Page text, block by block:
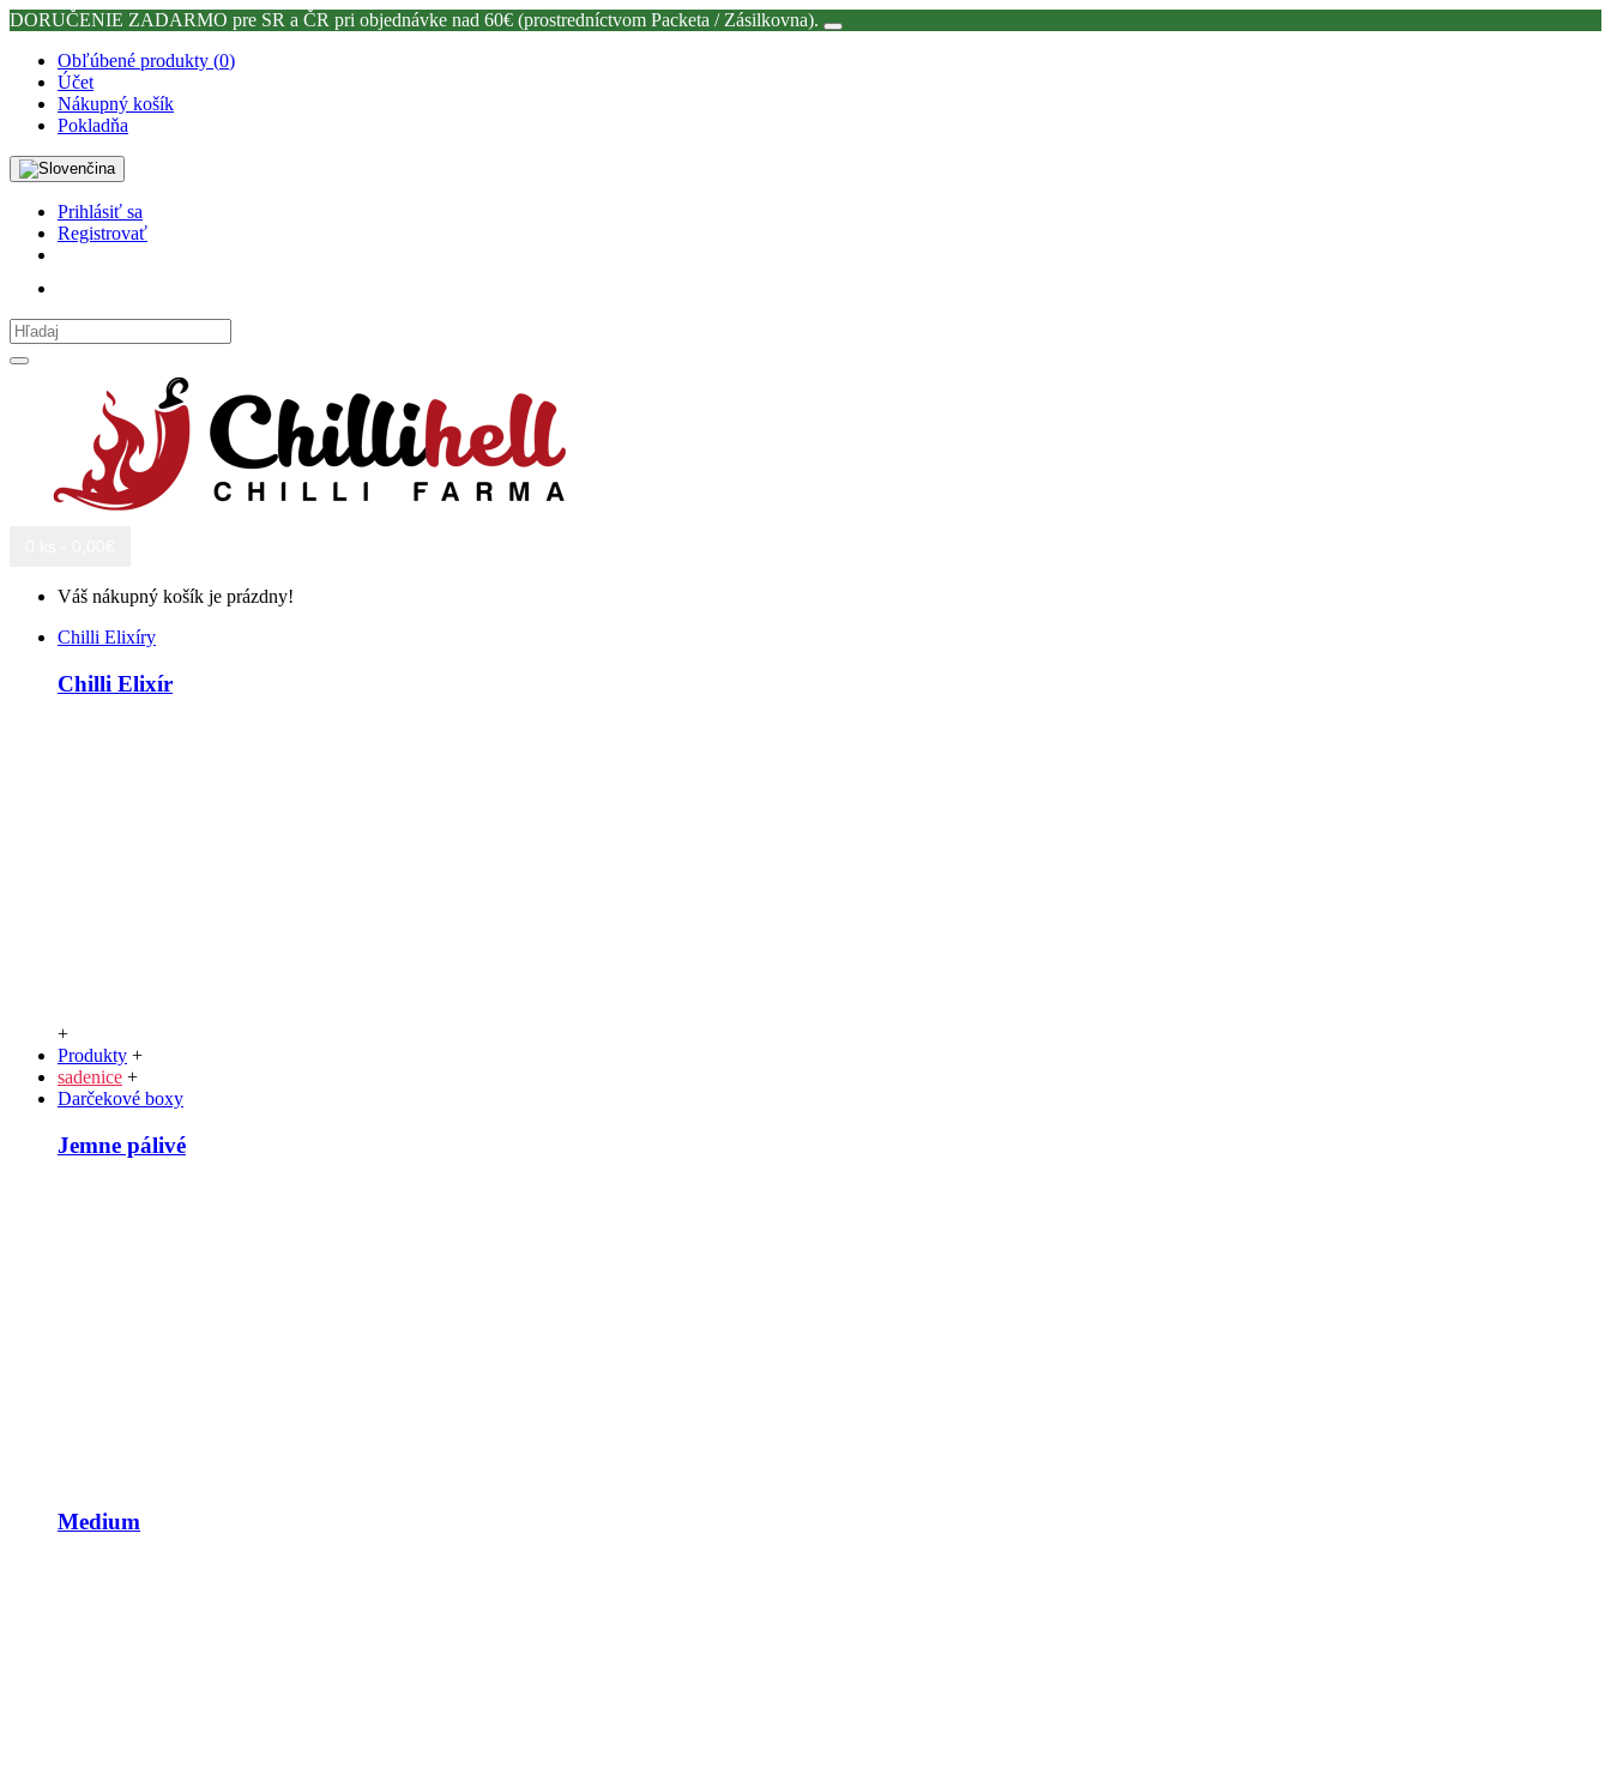
DORUČENIE ZADARMO pre SR a ČR pri objednávke nad 60€ (prostredníctvom Packeta / Zásilkovna).
Obľúbené produkty (0)
Účet
Nákupný košík
Pokladňa
Prihlásiť sa
Registrovať
Váš nákupný košík je prázdny!
Chilli Elixíry
Chilli Elixír
+
Produkty +
sadenice +
Darčekové boxy
Jemne pálivé
Medium